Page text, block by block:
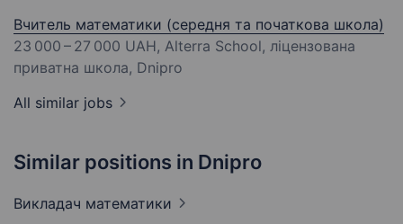
Вчитель математики (середня та початкова школа)
23 000 – 27 000 UAH, Alterra School, ліцензована
приватна школа, Dnipro
All similar jobs
Similar positions in Dnipro
Викладач математики